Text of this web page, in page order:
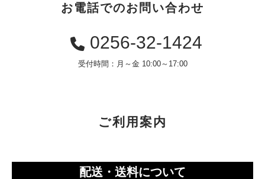
お電話でのお問い合わせ
0256-32-1424
受付時間：月～金 10:00～17:00
ご利用案内
配送・送料について